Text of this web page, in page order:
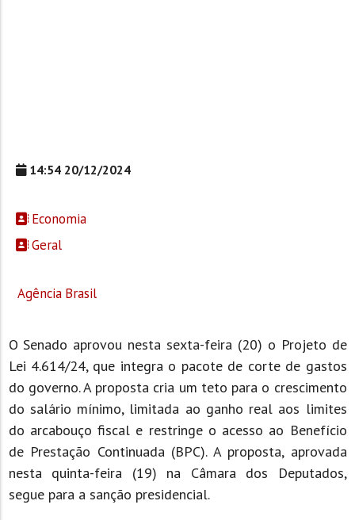
14:54 20/12/2024
Economia
Geral
Agência Brasil
O Senado aprovou nesta sexta-feira (20) o Projeto de
Lei 4.614/24, que integra o pacote de corte de gastos
do governo. A proposta cria um teto para o crescimento
do salário mínimo, limitada ao ganho real aos limites
do arcabouço fiscal e restringe o acesso ao Benefício
de Prestação Continuada (BPC). A proposta, aprovada
nesta quinta-feira (19) na Câmara dos Deputados,
segue para a sanção presidencial.